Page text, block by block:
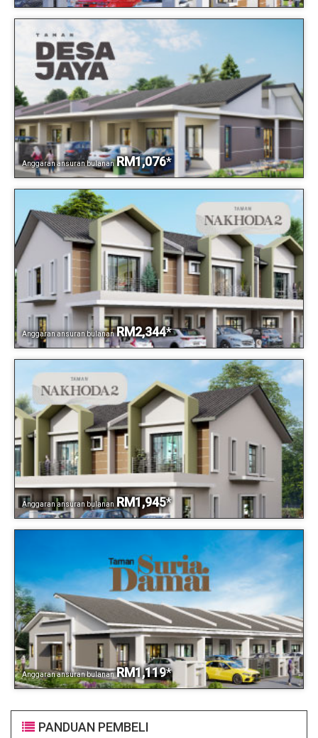
Anggaran ansuran bulanan RM1,076*
Anggaran ansuran bulanan RM2,344*
Anggaran ansuran bulanan RM1,945*
Anggaran ansuran bulanan RM1,119*
PANDUAN PEMBELI